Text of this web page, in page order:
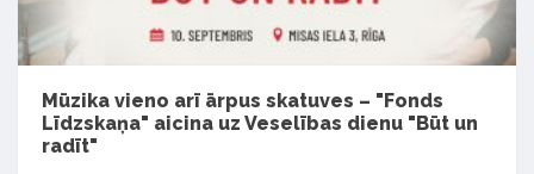
Mūzika vieno arī ārpus skatuves – "Fonds
Līdzskaņa" aicina uz Veselības dienu "Būt un
radīt"